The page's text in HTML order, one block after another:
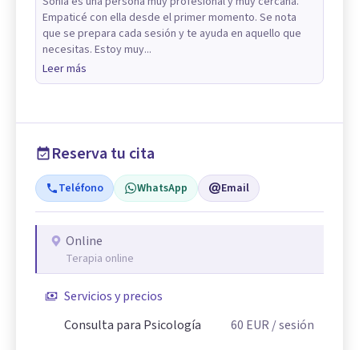
Empaticé con ella desde el primer momento. Se nota
que se prepara cada sesión y te ayuda en aquello que
necesitas. Estoy muy...
Leer más
Reserva tu cita
Teléfono WhatsApp Email
Online
Terapia online
Servicios y precios
Consulta para Psicología
60 EUR / sesión